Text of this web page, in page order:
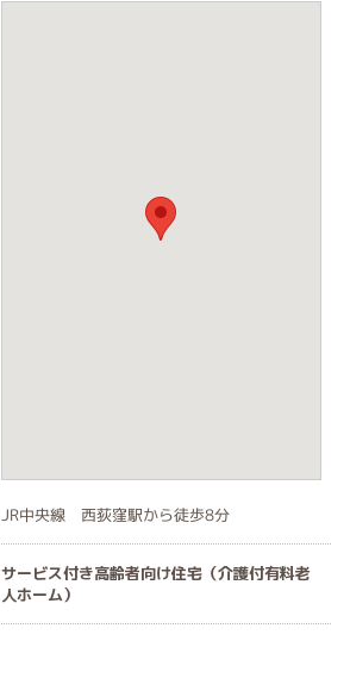
JR中央線 西荻窪駅から徒歩8分
サービス付き高齢者向け住宅（介護付有料老
人ホーム）